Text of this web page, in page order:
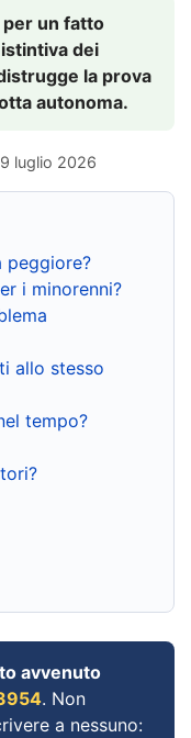
per un fatto
dei
la prova
autonoma.
luglio 2026
peggiore?
i minorenni?
allo stesso
tempo?
avvenuto
. Non
a nessuno: